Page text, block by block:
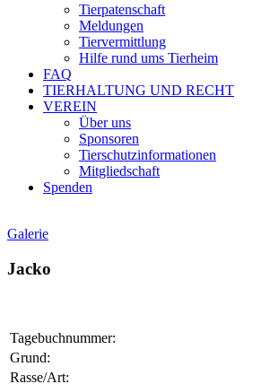
Tierpatenschaft
Meldungen
Tiervermittlung
Hilfe rund ums Tierheim
FAQ
TIERHALTUNG UND RECHT
VEREIN
Über uns
Sponsoren
Tierschutzinformationen
Mitgliedschaft
Spenden
Galerie
Jacko
Tagebuchnummer:
Grund:
Rasse/Art: